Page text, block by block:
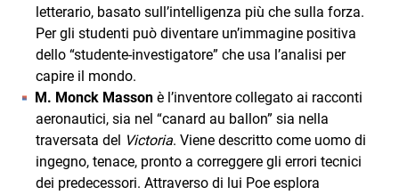
letterario, basato sull’intelligenza più che sulla forza.
Per gli studenti può diventare un’immagine positiva
dello “studente‑investigatore” che usa l’analisi per
capire il mondo.
M. Monck Masson è l’inventore collegato ai racconti
aeronautici, sia nel “canard au ballon” sia nella
traversata del Victoria. Viene descritto come uomo di
ingegno, tenace, pronto a correggere gli errori tecnici
dei predecessori. Attraverso di lui Poe esplora